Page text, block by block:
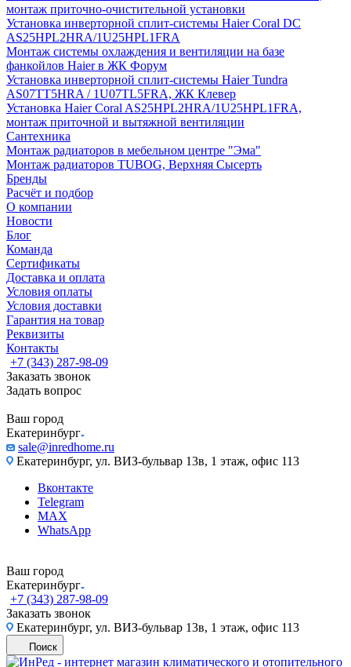
монтаж приточно-очистительной установки
Установка инверторной сплит-системы Haier Coral DC
AS25HPL2HRA/1U25HPL1FRA
Монтаж системы охлаждения и вентиляции на базе
фанкойлов Haier в ЖК Форум
Установка инверторной сплит-системы Haier Tundra
AS07TT5HRA / 1U07TL5FRA, ЖК Клевер
Установка Haier Coral AS25HPL2HRA/1U25HPL1FRA,
монтаж приточной и вытяжной вентиляции
Сантехника
Монтаж радиаторов в мебельном центре "Эма"
Монтаж радиаторов TUBOG, Верхняя Сысерть
Бренды
Расчёт и подбор
О компании
Новости
Блог
Команда
Сертификаты
Доставка и оплата
Условия оплаты
Условия доставки
Гарантия на товар
Реквизиты
Контакты
+7 (343) 287-98-09
Заказать звонок
Задать вопрос
Ваш город
Екатеринбург
sale@inredhome.ru
Екатеринбург, ул. ВИЗ-бульвар 13в, 1 этаж, офис 113
Вконтакте
Telegram
MAX
WhatsApp
Ваш город
Екатеринбург
+7 (343) 287-98-09
Заказать звонок
Екатеринбург, ул. ВИЗ-бульвар 13в, 1 этаж, офис 113
Поиск